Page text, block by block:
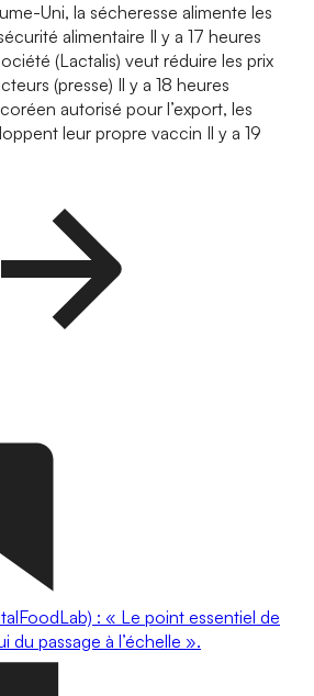
Uni, la sécheresse alimente les
alimentaire Il y a 17 heures
(Lactalis) veut réduire les prix
(presse) Il y a 18 heures
autorisé pour l’export, les
leur propre vaccin Il y a 19
: « Le point essentiel de
du passage à l’échelle ».